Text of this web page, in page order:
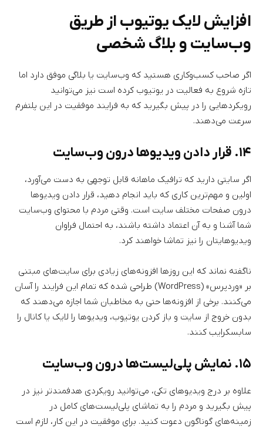
افزایش لایک یوتیوب از طریق
وب‌سایت و بلاگ شخصی
اگر صاحب کسب‌وکاری هستید که وب‌سایت یا بلاگی موفق دارد اما
تازه شروع به فعالیت در یوتیوب کرده است نیز می‌توانید
رویکردهایی را در پیش بگیرید که به فرایند موفقیت در این پلتفرم
سرعت می‌دهند.
۱۴. قرار دادن ویدیوها درون وب‌سایت
اگر سایتی دارید که ترافیک ماهانه قابل توجهی به دست می‌آورد،
اولین و مهم‌ترین کاری که باید انجام دهید، قرار دادن ویدیوها
درون صفحات مختلف سایت است. وقتی مردم با محتوای وب‌سایت
شما آشنا و به آن اعتماد داشته باشند، به احتمال فراوان
ویدیوهایتان را نیز تماشا خواهند کرد.
ناگفته نماند که این روزها افزونه‌های زیادی برای سایت‌های مبتنی
بر «وردپرس» (WordPress) طراحی شده که تمام این فرایند را آسان
می‌کنند. برخی از افزونه‌ها حتی به مخاطبان شما اجازه می‌دهند که
بدون خروج از سایت و باز کردن یوتیوب، ویدیوها را لایک یا کانال را
سابسکرایب کنند.
۱۵. نمایش پلی‌لیست‌ها درون وب‌سایت
علاوه بر درج ویدیوهای تکی، می‌توانید رویکردی هدفمندتر نیز در
پیش بگیرید و مردم را به تماشای پلی‌لیست‌های کامل در
زمینه‌های گوناگون دعوت کنید. برای موفقیت در این کار، لازم است